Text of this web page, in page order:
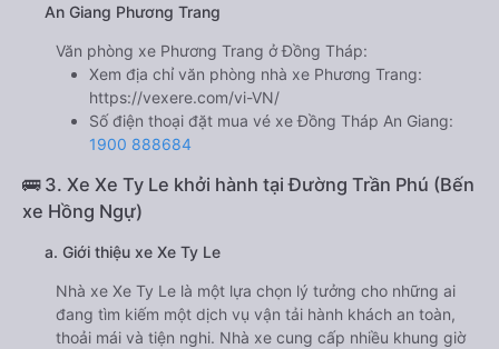
An Giang Phương Trang
Văn phòng xe Phương Trang ở Đồng Tháp:
Xem địa chỉ văn phòng nhà xe Phương Trang:
https://vexere.com/vi-VN/
Số điện thoại đặt mua vé xe Đồng Tháp An Giang:
1900 888684
🚌 3. Xe Xe Ty Le khởi hành tại Đường Trần Phú (Bến
xe Hồng Ngự)
a. Giới thiệu xe Xe Ty Le
Nhà xe Xe Ty Le là một lựa chọn lý tưởng cho những ai
đang tìm kiếm một dịch vụ vận tải hành khách an toàn,
thoải mái và tiện nghi. Nhà xe cung cấp nhiều khung giờ